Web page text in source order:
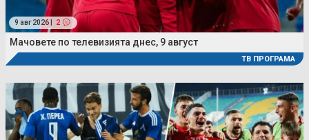
9 авг 2026 | 2
Мачовете по телевизията днес, 9 август
ТВ ПРОГРАМА